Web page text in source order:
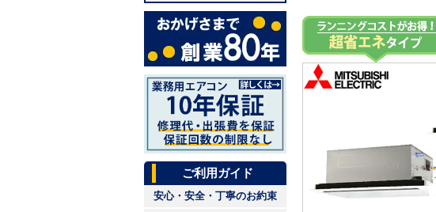
ご利用ガイド
安心・安全・丁寧のお約束